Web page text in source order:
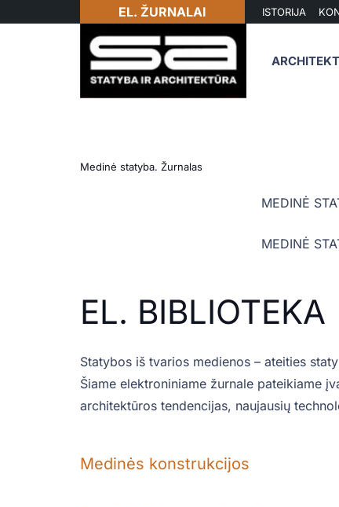
EL. ŽURNALAI ISTORIJA
Medinė statyba. Žurnalas
MEDINĖ
MEDINĖ
EL. BIBLIOTEKA
Statybos iš tvarios medienos – ateities
Šiame elektroniniame žurnale pateikiame
architektūros tendencijas, naujausių
Medinės konstrukcijos